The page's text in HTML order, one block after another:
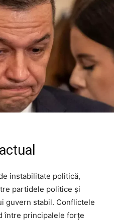
instabilitate politică,
partidele politice și
guvern stabil. Conflictele
între principalele forțe